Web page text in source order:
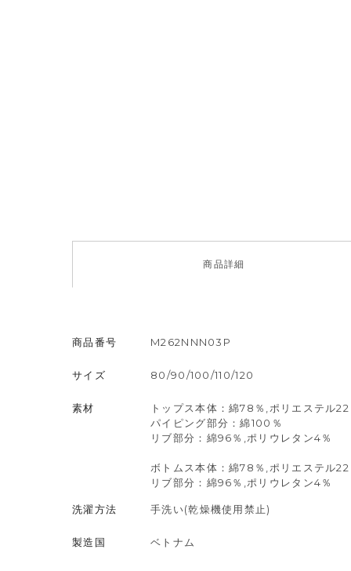
商品詳細
商品番号 M262NNN03P
サイズ 80/90/100/110/120
素材
トップス本体：綿78％,ポリエステル
パイピング部分：綿100％
リブ部分：綿96％,ポリウレタン4％
ボトムス本体：綿78％,ポリエステル
リブ部分：綿96％,ポリウレタン4％
洗濯方法 手洗い(乾燥機使用禁止)
製造国 ベトナム